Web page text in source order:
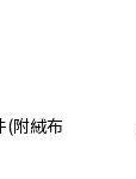
(附絨布